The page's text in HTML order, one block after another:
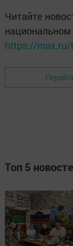
Читайте
https://max.ru/
Топ 5